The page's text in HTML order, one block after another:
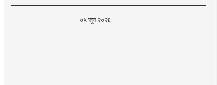
यांच्या चर्चेत काय घडलं?
०५ जून २०२६